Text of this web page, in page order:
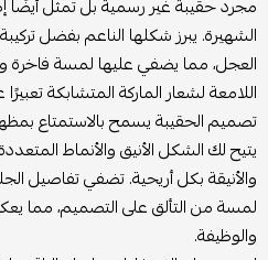
مجرد حقيبة غير رسمية بل تمثل أيضًا
الشهيرة. يبرز شكلها الناعم بفضل
العجل، مما يضفي عليها لمسة فاخرة
اللامعة لشعار الماركة المتشابكة
تصميم الحقيبة يسمح بالاستمتاع
يتيح لك الشكل الأنيق والأنماط
والأنيقة بكل أريحية. تضفي تفاصيل
لمسة من التألق على التصميم، مما
والوظيفة.